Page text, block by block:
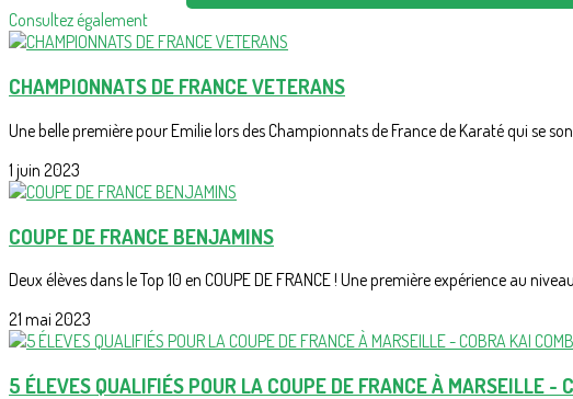
Consultez également
CHAMPIONNATS DE FRANCE VETERANS
Une belle première pour Emilie lors des Championnats de France de Karaté qui se sont
1 juin 2023
COUPE DE FRANCE BENJAMINS
Deux élèves dans le Top 10 en COUPE DE FRANCE ! Une première expérience au
21 mai 2023
5 ÉLEVES QUALIFIÉS POUR LA COUPE DE FRANCE À MARSEILLE -